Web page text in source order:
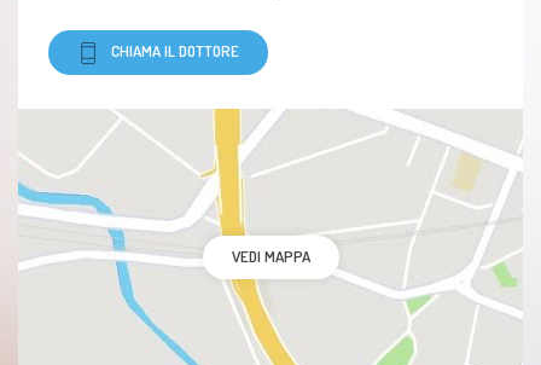
CHIAMA IL DOTTORE
VEDI MAPPA